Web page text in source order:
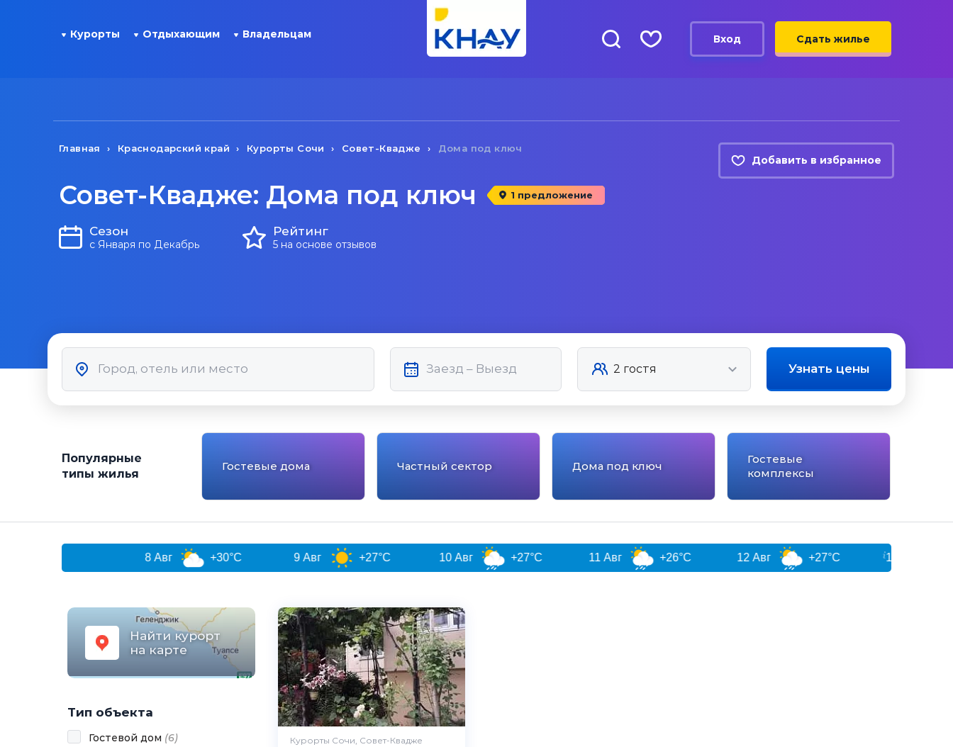
Курорты Отдыхающим Владельцам Вход Сдать жилье
Главная Краснодарский край Курорты Сочи Совет-Квадже Дома под ключ
Добавить в избранное
Совет-Квадже: Дома под ключ 1 предложение
Сезон
с Января по Декабрь
Рейтинг
5 на основе отзывов
Узнать цены
Популярные
типы жилья
Гостевые дома Частный сектор Дома под ключ
Гостевые
комплексы
+30°C +27°C +27°C +26°C +27°C
Найти курорт
на карте
Тип объекта
Гостевой дом (6)
Курорты Сочи, Совет-Квадже